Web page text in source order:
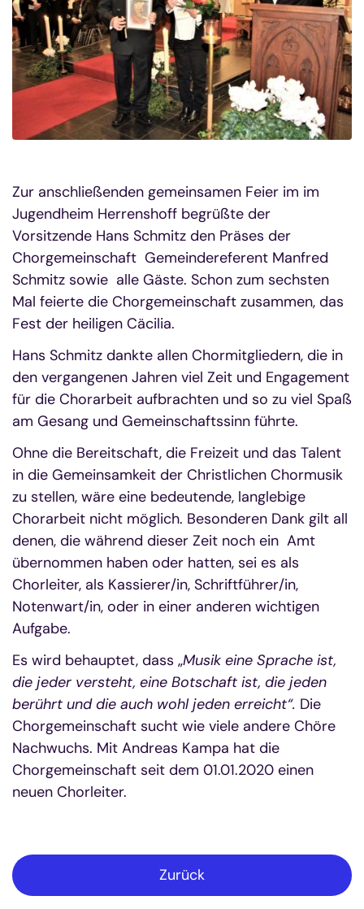
Zur anschließenden gemeinsamen Feier im im
Jugendheim Herrenshoff begrüßte der
Vorsitzende Hans Schmitz den Präses der
Chorgemeinschaft Gemeindereferent Manfred
Schmitz sowie alle Gäste. Schon zum sechsten
Mal feierte die Chorgemeinschaft zusammen, das
Fest der heiligen Cäcilia.
Hans Schmitz dankte allen Chormitgliedern, die in
den vergangenen Jahren viel Zeit und Engagement
für die Chorarbeit aufbrachten und so zu viel Spaß
am Gesang und Gemeinschaftssinn führte.
Ohne die Bereitschaft, die Freizeit und das Talent
in die Gemeinsamkeit der Christlichen Chormusik
zu stellen, wäre eine bedeutende, langlebige
Chorarbeit nicht möglich. Besonderen Dank gilt all
denen, die während dieser Zeit noch ein Amt
übernommen haben oder hatten, sei es als
Chorleiter, als Kassierer/in, Schriftführer/in,
Notenwart/in, oder in einer anderen wichtigen
Aufgabe.
Es wird behauptet, dass „Musik eine Sprache ist,
die jeder versteht, eine Botschaft ist, die jeden
berührt und die auch wohl jeden erreicht“. Die
Chorgemeinschaft sucht wie viele andere Chöre
Nachwuchs. Mit Andreas Kampa hat die
Chorgemeinschaft seit dem 01.01.2020 einen
neuen Chorleiter.
Zurück